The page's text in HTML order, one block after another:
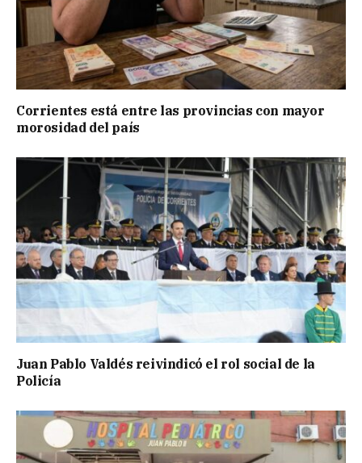
Corrientes está entre las provincias con mayor
morosidad del país
Juan Pablo Valdés reivindicó el rol social de la
Policía